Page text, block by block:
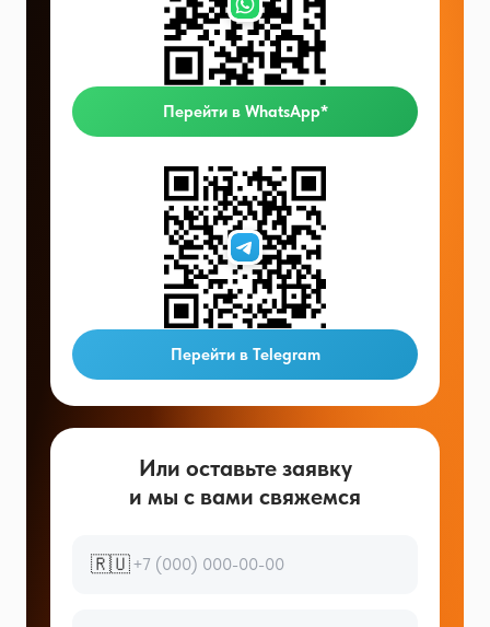
Перейти в WhatsApp*
Перейти в Telegram
Или оставьте заявку
и мы с вами свяжемся
🇷🇺